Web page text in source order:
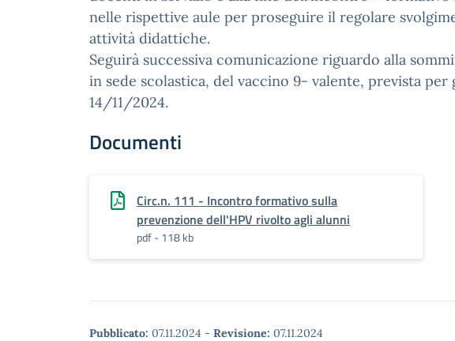
nelle rispettive aule per proseguire il regolare
attività didattiche.
Seguirà successiva comunicazione riguardo alla
in sede scolastica, del vaccino 9- valente, prevista per
14/11/2024.
Documenti
Circ.n. 111 - Incontro formativo sulla
prevenzione dell'HPV rivolto agli alunni
pdf - 118 kb
Pubblicato: 07.11.2024 - Revisione: 07.11.2024